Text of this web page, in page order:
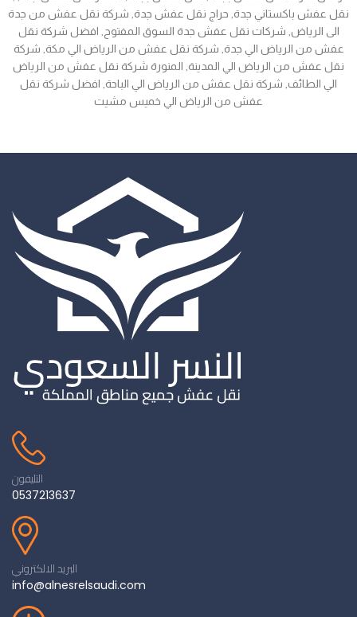
نقل عفش باكستاني جدة, حراج نقل عفش جدة, شركة نقل عفش من جدة
الى الرياض, شركات نقل عفش جدة السوق المفتوح, افضل شركة نقل
عفش من الرياض الي جدة, شركة نقل عفش من الرياض الي مكة, شركة
نقل عفش من الرياض الي المدينة, المنورة شركة نقل عفش من الرياض
الي الطائف, شركة نقل عفش من الرياض الي الباحة, افضل شركة نقل
عفش من الرياض الي خميس مشيت
التليفون
0537213637
البريد الالكتروني
info@alnesrelsaudi.com